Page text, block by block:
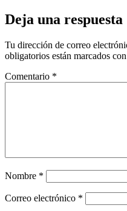
Deja una respuesta
Tu dirección de correo
obligatorios están marcados con
Comentario *
Nombre *
Correo electrónico *